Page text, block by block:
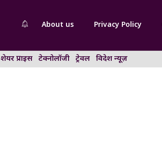
About us Privacy Policy
शेयर प्राइस टेक्नोलॉजी ट्रेवल विदेश न्यूज़